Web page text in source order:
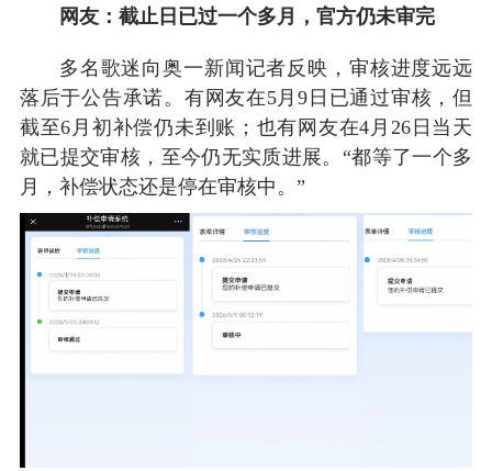
网友：截止日已过一个多月，官方仍未审完
多名歌迷向奥一新闻记者反映，审核进度远远
落后于公告承诺。有网友在5月9日已通过审核，但
截至6月初补偿仍未到账；也有网友在4月26日当天
就已提交审核，至今仍无实质进展。“都等了一个多
月，补偿状态还是停在审核中。”